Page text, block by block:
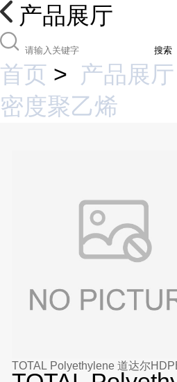
产品展厅
搜索
首页 > 产品展厅
密度聚乙烯
TOTAL Polyethylene 道达尔